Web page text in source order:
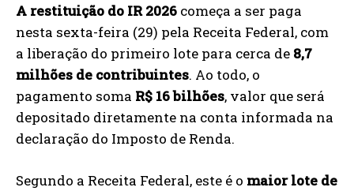
A restituição do IR 2026 começa a ser paga
nesta sexta-feira (29) pela Receita Federal, com
a liberação do primeiro lote para cerca de 8,7
milhões de contribuintes. Ao todo, o
pagamento soma R$ 16 bilhões, valor que será
depositado diretamente na conta informada na
declaração do Imposto de Renda.
Segundo a Receita Federal, este é o maior lote de